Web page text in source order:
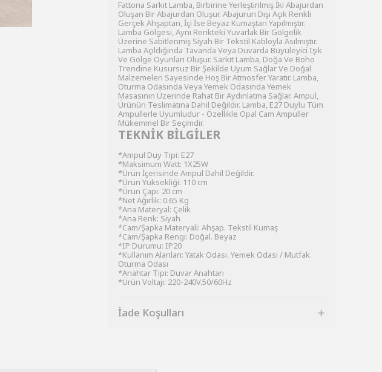
Fattorıa Sarkıt Lamba, Birbirine Yerleştirilmiş İki Abajurdan
Oluşan Bir Abajurdan Oluşur. Abajurun Dışı Açık Renkli
Gerçek Ahşaptan, İçi İse Beyaz Kumaştan Yapılmıştır.
Lamba Gölgesi, Aynı Renkteki Yuvarlak Bir Gölgelik
Üzerine Sabitlenmiş Siyah Bir Tekstil Kabloyla Asılmıştır.
Lamba Açıldığında Tavanda Veya Duvarda Büyüleyici Işık
Ve Gölge Oyunları Oluşur. Sarkıt Lamba, Doğa Ve Boho
Trendine Kusursuz Bir Şekilde Uyum Sağlar Ve Doğal
Malzemeleri Sayesinde Hoş Bir Atmosfer Yaratır. Lamba,
Oturma Odasında Veya Yemek Odasında Yemek
Masasının Üzerinde Rahat Bir Aydınlatma Sağlar. Ampul,
Ürünün Teslimatına Dahil Değildir. Lamba, E27 Duylu Tüm
Ampullerle Uyumludur - Özellikle Opal Cam Ampuller
Mükemmel Bir Seçimdir.
TEKNİK BİLGİLER
*Ampul Duy Tipi: E27
*Maksimum Watt: 1X25W
*Ürün İçerisinde Ampul Dahil Değildir.
*Ürün Yüksekliği: 110 cm
*Ürün Çapı: 20 cm
*Net Ağırlık: 0.65 Kg
*Ana Materyal: Çelik
*Ana Renk: Siyah
*Cam/Şapka Materyali: Ahşap. Tekstil Kumaş
*Cam/Şapka Rengi: Doğal. Beyaz
*IP Durumu: IP20
*Kullanım Alanları: Yatak Odası. Yemek Odası / Mutfak.
Oturma Odası
*Anahtar Tipi: Duvar Anahtarı
*Ürün Voltajı: 220-240V.50/60Hz
İade Koşulları